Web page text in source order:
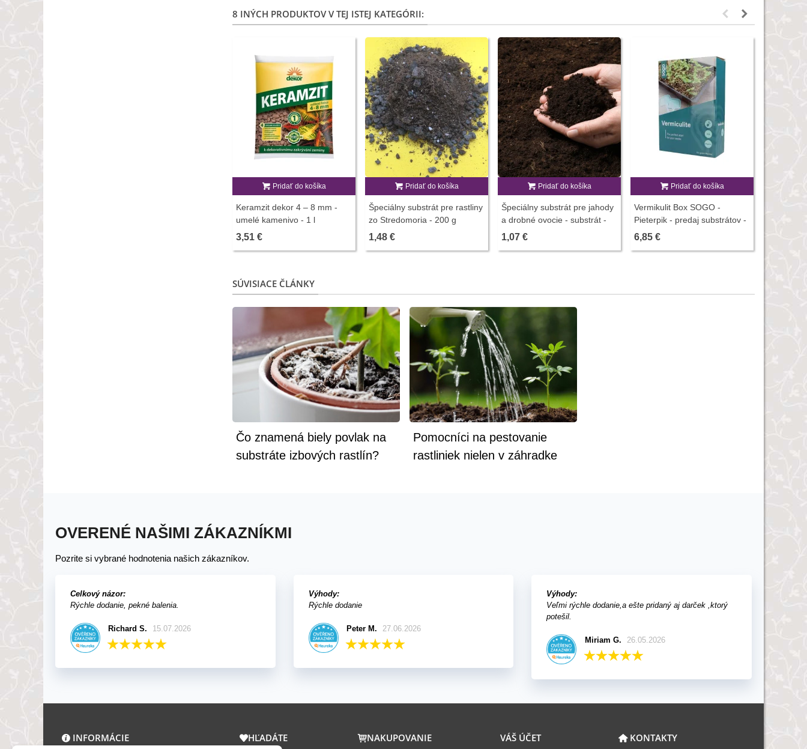
8 INÝCH PRODUKTOV V TEJ ISTEJ KATEGÓRII:
Pridať do košíka
Keramzit dekor 4 – 8 mm -
umelé kamenivo - 1 l
3,51 €
Pridať do košíka
Špeciálny substrát pre rastliny
zo Stredomoria - 200 g
1,48 €
Pridať do košíka
Špeciálny substrát pre jahody
a drobné ovocie - substrát -
100 g
1,07 €
Pridať do košíka
Vermikulit Box SOGO -
Pieterpik - predaj substrátov -
3,5 l
6,85 €
SÚVISIACE ČLÁNKY
Čo znamená biely povlak na
substráte izbových rastlín?
Pomocníci na pestovanie
rastliniek nielen v záhradke
OVERENÉ NAŠIMI ZÁKAZNÍKMI
Pozrite si vybrané hodnotenia našich zákazníkov.
Celkový názor:
Rýchle dodanie, pekné balenia.
Richard S. 15.07.2026
Výhody:
Rýchle dodanie
Peter M. 27.06.2026
Výhody:
Veľmi rýchle dodanie,a ešte pridaný aj darček ,ktorý
potešil.
Miriam G. 26.05.2026
INFORMÁCIE HĽADÁTE NAKUPOVANIE VÁŠ ÚČET KONTAKTY